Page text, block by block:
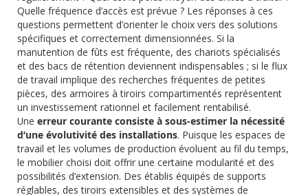
Quelle fréquence d’accès est prévue ? Les réponses à ces
questions permettent d’orienter le choix vers des solutions
spécifiques et correctement dimensionnées. Si la
manutention de fûts est fréquente, des chariots spécialisés
et des bacs de rétention deviennent indispensables ; si le flux
de travail implique des recherches fréquentes de petites
pièces, des armoires à tiroirs compartimentés représentent
un investissement rationnel et facilement rentabilisé.
Une erreur courante consiste à sous-estimer la nécessité
d’une évolutivité des installations. Puisque les espaces de
travail et les volumes de production évoluent au fil du temps,
le mobilier choisi doit offrir une certaine modularité et des
possibilités d’extension. Des établis équipés de supports
réglables, des tiroirs extensibles et des systèmes de